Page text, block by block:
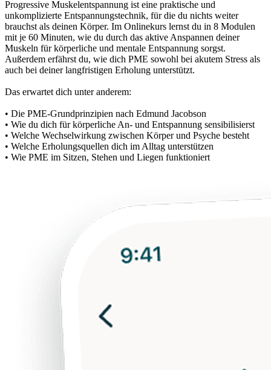
Progressive Muskelentspannung ist eine praktische und
unkomplizierte Entspannungstechnik, für die du nichts weiter
brauchst als deinen Körper. Im Onlinekurs lernst du in 8 Modulen
mit je 60 Minuten, wie du durch das aktive Anspannen deiner
Muskeln für körperliche und mentale Entspannung sorgst.
Außerdem erfährst du, wie dich PME sowohl bei akutem Stress als
auch bei deiner langfristigen Erholung unterstützt.
Das erwartet dich unter anderem:
• Die PME-Grundprinzipien nach Edmund Jacobson
• Wie du dich für körperliche An- und Entspannung sensibilisierst
• Welche Wechselwirkung zwischen Körper und Psyche besteht
• Welche Erholungsquellen dich im Alltag unterstützen
• Wie PME im Sitzen, Stehen und Liegen funktioniert